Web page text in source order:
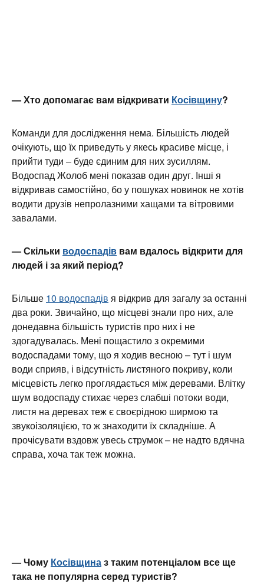
— Хто допомагає вам відкривати Косівщину?
Команди для дослідження нема. Більшість людей
очікують, що їх приведуть у якесь красиве місце, і
прийти туди – буде єдиним для них зусиллям.
Водоспад Жолоб мені показав один друг. Інші я
відкривав самостійно, бо у пошуках новинок не хотів
водити друзів непролазними хащами та вітровими
завалами.
— Скільки водоспадів вам вдалось відкрити для
людей і за який період?
Більше 10 водоспадів я відкрив для загалу за останні
два роки. Звичайно, що місцеві знали про них, але
донедавна більшість туристів про них і не
здогадувалась. Мені пощастило з окремими
водоспадами тому, що я ходив весною – тут і шум
води сприяв, і відсутність листяного покриву, коли
місцевість легко проглядається між деревами. Влітку
шум водоспаду стихає через слабші потоки води,
листя на деревах теж є своєрідною ширмою та
звукоізоляцією, то ж знаходити їх складніше. А
прочісувати вздовж увесь струмок – не надто вдячна
справа, хоча так теж можна.
— Чому Косівщиназ таким потенціалом все ще
така не популярна серед туристів?